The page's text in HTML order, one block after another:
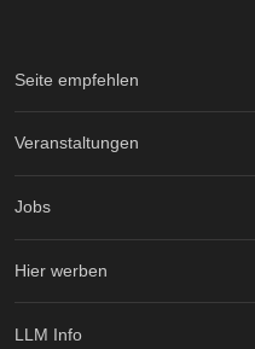
Seite empfehlen
Veranstaltungen
Jobs
Hier werben
LLM Info